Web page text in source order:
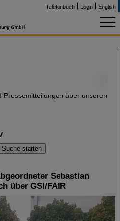
Telefonbuch Login English
Pressemitteilungen über unseren
Sebastian
über GSI/FAIR